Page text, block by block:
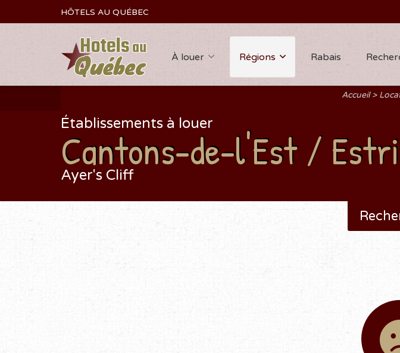
HÔTELS AU QUÉBEC
À louer Régions Rabais
Accueil
Établissements à louer
Cantons-de-l'Est /
Ayer's Cliff